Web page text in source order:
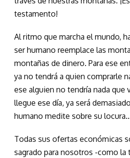
testamento!
Al ritmo que marcha el mundo,
ser humano reemplace las
montañas de dinero. Para ese
ya no tendrá a quien comprarle
ese alguien no tendría nada que
llegue ese día, ya será
humano medite sobre su
Todas sus ofertas económicas
sagrado para nosotros -como la